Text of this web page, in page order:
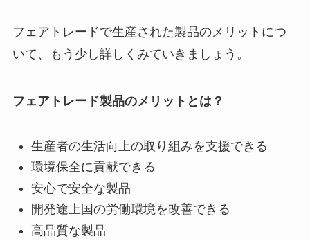
フェアトレードで生産された製品のメリットにつ
いて、もう少し詳しくみていきましょう。
フェアトレード製品のメリットとは？
生産者の生活向上の取り組みを支援できる
環境保全に貢献できる
安心で安全な製品
開発途上国の労働環境を改善できる
高品質な製品